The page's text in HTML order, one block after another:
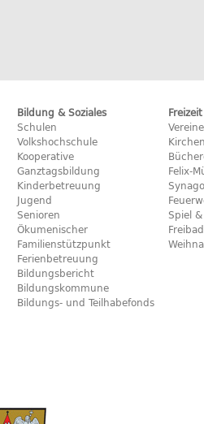
Bildung & Soziales
Schulen
Volkshochschule
Kooperative
Ganztagsbildung
Kinderbetreuung
Jugend
Senioren
Ökumenischer
Familienstützpunkt
Ferienbetreuung
Bildungsbericht
Bildungskommune
Bildungs- und Teilhabefonds
Vereine
Kirchen
Felix-
Spiel
Freibad